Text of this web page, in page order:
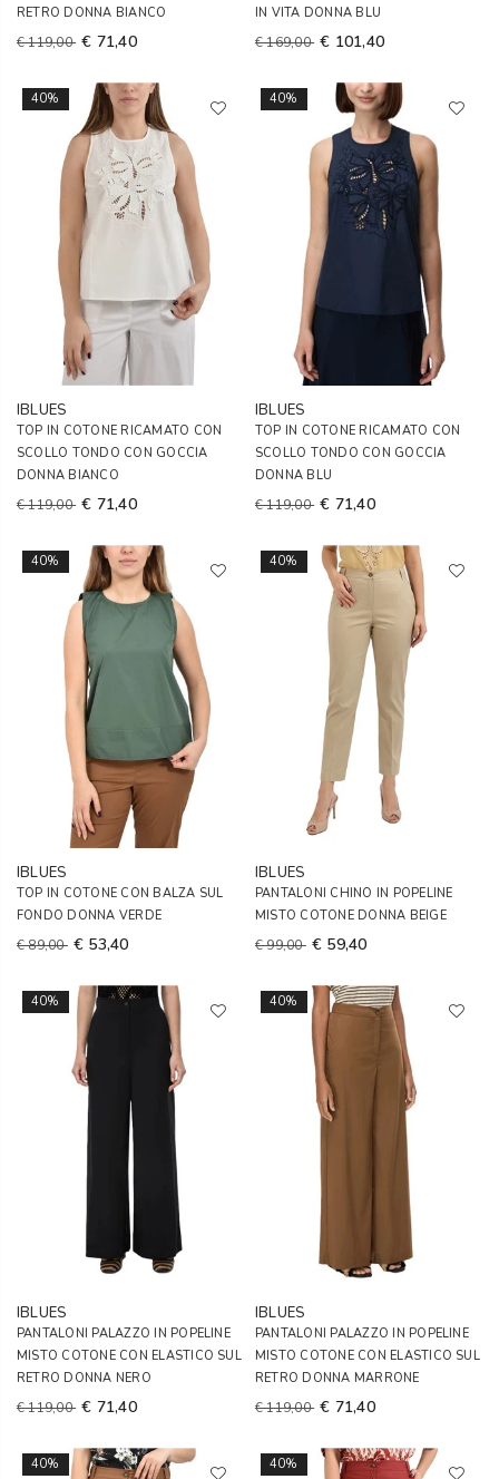
RETRO DONNA BIANCO
€ 119,00 € 71,40
IN VITA DONNA BLU
€ 169,00 € 101,40
40%
IBLUES
TOP IN COTONE RICAMATO CON
SCOLLO TONDO CON GOCCIA
DONNA BIANCO
€ 119,00 € 71,40
40%
IBLUES
TOP IN COTONE RICAMATO CON
SCOLLO TONDO CON GOCCIA
DONNA BLU
€ 119,00 € 71,40
40%
IBLUES
TOP IN COTONE CON BALZA SUL
FONDO DONNA VERDE
€ 89,00 € 53,40
40%
IBLUES
PANTALONI CHINO IN POPELINE
MISTO COTONE DONNA BEIGE
€ 99,00 € 59,40
40%
IBLUES
PANTALONI PALAZZO IN POPELINE
MISTO COTONE CON ELASTICO SUL
RETRO DONNA NERO
€ 119,00 € 71,40
40%
IBLUES
PANTALONI PALAZZO IN POPELINE
MISTO COTONE CON ELASTICO SUL
RETRO DONNA MARRONE
€ 119,00 € 71,40
40% 40%